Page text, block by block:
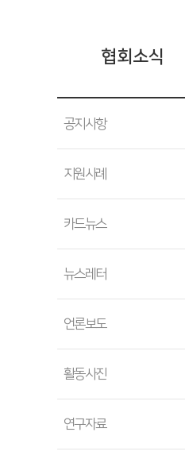
협회소식
공지사항
지원사례
카드뉴스
뉴스레터
언론보도
활동사진
연구자료